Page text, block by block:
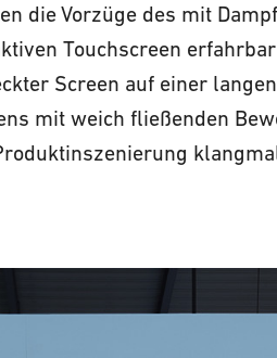
die Vorzüge des mit
Touchscreen
Screen auf einer
mit weich fließenden